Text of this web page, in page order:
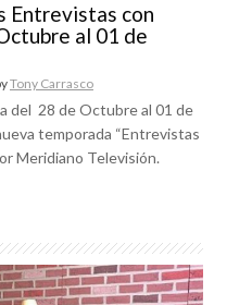
Entrevistas con
al 01 de
Tony Carrasco
del 28 de Octubre al 01 de
temporada “Entrevistas
Meridiano Televisión.